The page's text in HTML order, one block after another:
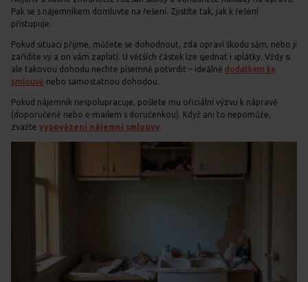
Pak se s nájemníkem domluvte na řešení. Zjistíte tak, jak k řešení
přistupuje.
Pokud situaci přijme, můžete se dohodnout, zda opraví škodu sám, nebo ji
zařídíte vy a on vám zaplatí. U větších částek lze sjednat i splátky. Vždy si
ale takovou dohodu nechte písemně potvrdit – ideálně dodatkem ke
smlouvě nebo samostatnou dohodou.
Pokud nájemník nespolupracuje, pošlete mu oficiální výzvu k nápravě
(doporučeně nebo e-mailem s doručenkou). Když ani to nepomůže,
zvažte vypovězení nájemní smlouvy.